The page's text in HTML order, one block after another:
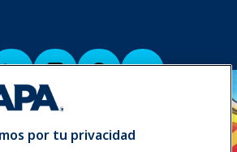
por tu privacidad